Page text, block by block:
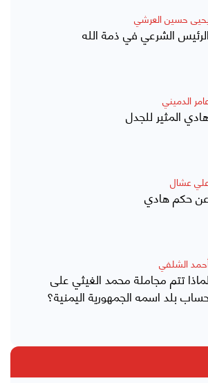
حسين العرشي
الرئيس الشرعي في ذمة الله
الدميني
المثير للجدل
عشال
عن حكم هادي
الشلفي
لماذا تتم مجاملة محمد الغيثي على
بلد اسمه الجمهورية اليمنية؟